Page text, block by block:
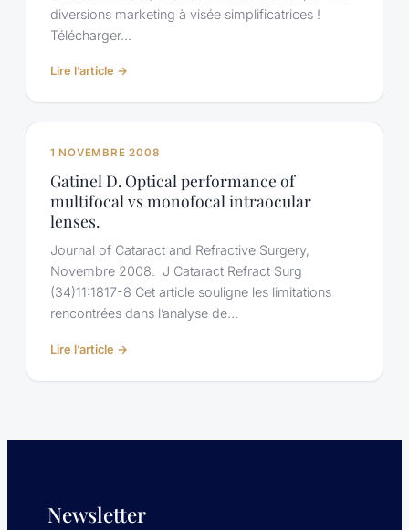
C,
Houbrechts
2011/092169
A1
diversions marketing à visée simplificatrices !
Télécharger…
Lire l’article →:
de
presbytie:
la
personnalisée
aberrations
optiques
1 NOVEMBRE 2008
Gatinel D. Optical performance of
multifocal vs monofocal intraocular
lenses.
Journal of Cataract and Refractive Surgery,
Novembre 2008. J Cataract Refract Surg
(34)11:1817-8 Cet article souligne les limitations
rencontrées dans l’analyse de…
Lire l’article →:
of
intraocular
Newsletter